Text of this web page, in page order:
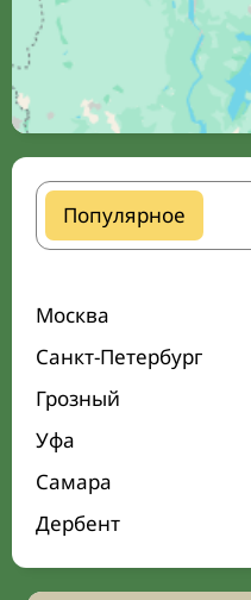
Популярное
Москва
Санкт-Петербург
Грозный
Уфа
Самара
Дербент